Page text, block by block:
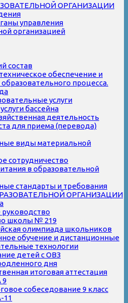
ОРГАНИЗАЦИИ
управления
организацией
состав
обеспечение и
процесса.
услуги
бассейна
деятельность
для приема (перевода)
виды материальной
сотрудничество
в образовательной
стандарты и требования
ОРГАНИЗАЦИИ
руководство
школы № 219
олимпиада школьников
обучение и дистанционные
технологии
детей с ОВЗ
дня
итоговая аттестация
9
собеседование 9 класс
11